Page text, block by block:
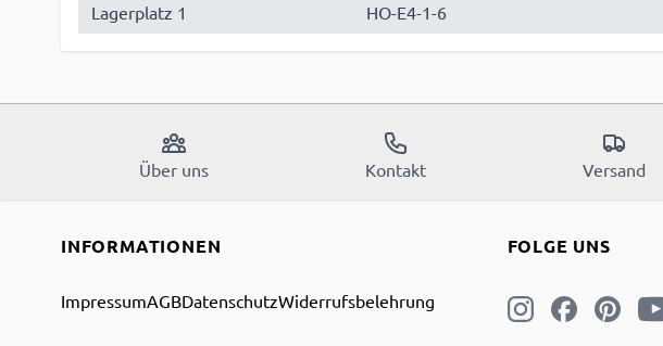
Lagerplatz 1
HO-E4-1-6
Über uns Kontakt Versand
INFORMATIONEN
ImpressumAGBDatenschutzWiderrufsbelehrung
FOLGE UNS